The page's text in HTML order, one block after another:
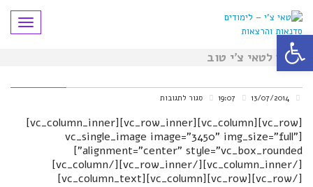
תפריט
בדרך לטאי צ'י טוב
סגור לתגובותעל
בדרך
לטאי
צ'י
טוב
[vc_row][vc_column][vc_row_inner][vc_column_inner]
[vc_single_image image="3450" img_size="full"
alignment="center" style="vc_box_rounded"]
[/vc_column_inner][/vc_row_inner][/vc_column]
[/vc_row][vc_row][vc_column][vc_column_text]
פתח סרגל נגישות